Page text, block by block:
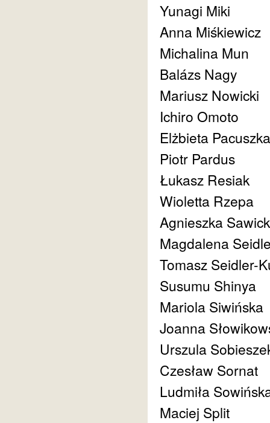
Yunagi Miki
Anna Miśkiewicz
Michalina Mun
Balázs Nagy
Mariusz Nowicki
Ichiro Omoto
Elżbieta Pacuszka
Piotr Pardus
Łukasz Resiak
Wioletta Rzepa
Agnieszka
Magdalena
Tomasz Seidler-
Susumu Shinya
Mariola Siwińska
Joanna
Urszula
Czesław Sornat
Ludmiła
Maciej Split